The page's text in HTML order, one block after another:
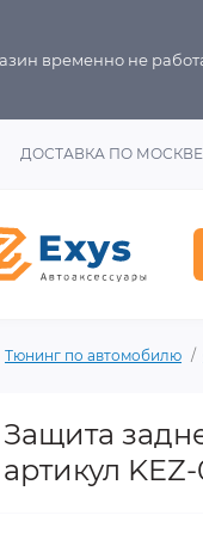
временно не
ДОСТАВКА ПО МОСКВЕ
Тюнинг по автомобилю
Защита
артикул